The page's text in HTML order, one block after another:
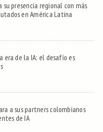
su presencia regional con más
en América Latina
era de la IA: el desafío es
a sus partners colombianos
de IA